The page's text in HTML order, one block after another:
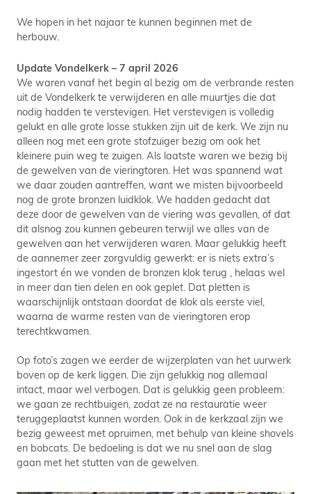
We hopen in het najaar te kunnen beginnen met de
herbouw.
Update Vondelkerk – 7 april 2026
We waren vanaf het begin al bezig om de verbrande resten
uit de Vondelkerk te verwijderen en alle muurtjes die dat
nodig hadden te verstevigen. Het verstevigen is volledig
gelukt en alle grote losse stukken zijn uit de kerk. We zijn nu
alleen nog met een grote stofzuiger bezig om ook het
kleinere puin weg te zuigen. Als laatste waren we bezig bij
de gewelven van de vieringtoren. Het was spannend wat
we daar zouden aantreffen, want we misten bijvoorbeeld
nog de grote bronzen luidklok. We hadden gedacht dat
deze door de gewelven van de viering was gevallen, of dat
dit alsnog zou kunnen gebeuren terwijl we alles van de
gewelven aan het verwijderen waren. Maar gelukkig heeft
de aannemer zeer zorgvuldig gewerkt: er is niets extra’s
ingestort én we vonden de bronzen klok terug , helaas wel
in meer dan tien delen en ook geplet. Dat pletten is
waarschijnlijk ontstaan doordat de klok als eerste viel,
waarna de warme resten van de vieringtoren erop
terechtkwamen.
Op foto’s zagen we eerder de wijzerplaten van het uurwerk
boven op de kerk liggen. Die zijn gelukkig nog allemaal
intact, maar wel verbogen. Dat is gelukkig geen probleem:
we gaan ze rechtbuigen, zodat ze na restauratie weer
teruggeplaatst kunnen worden. Ook in de kerkzaal zijn we
bezig geweest met opruimen, met behulp van kleine shovels
en bobcats. De bedoeling is dat we nu snel aan de slag
gaan met het stutten van de gewelven.